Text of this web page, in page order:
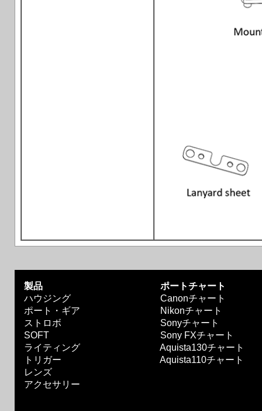
製品
ポートチャート
ハウジング
Canonチャート
ポート・ギア
Nikonチャート
ストロボ
Sonyチャート
SOFT
Sony FXチャート
ライティング
Aquista130チャート
トリガー
Aquista110チャート
レンズ
アクセサリー